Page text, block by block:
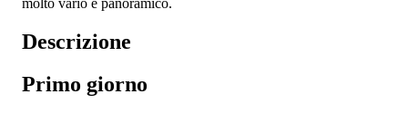
molto vario e panoramico.
Descrizione
Primo giorno